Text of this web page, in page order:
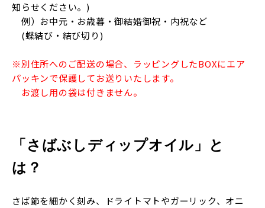
知らせください。)
例）お中元・お歳暮・御結婚御祝・内祝など
(蝶結び・結び切り)
※別住所へのご配送の場合、ラッピングしたBOXにエア
パッキンで保護してお送りいたします。
お渡し用の袋は付きません。
「さばぶしディップオイル」と
は？
さば節を細かく刻み、ドライトマトやガーリック、オニ